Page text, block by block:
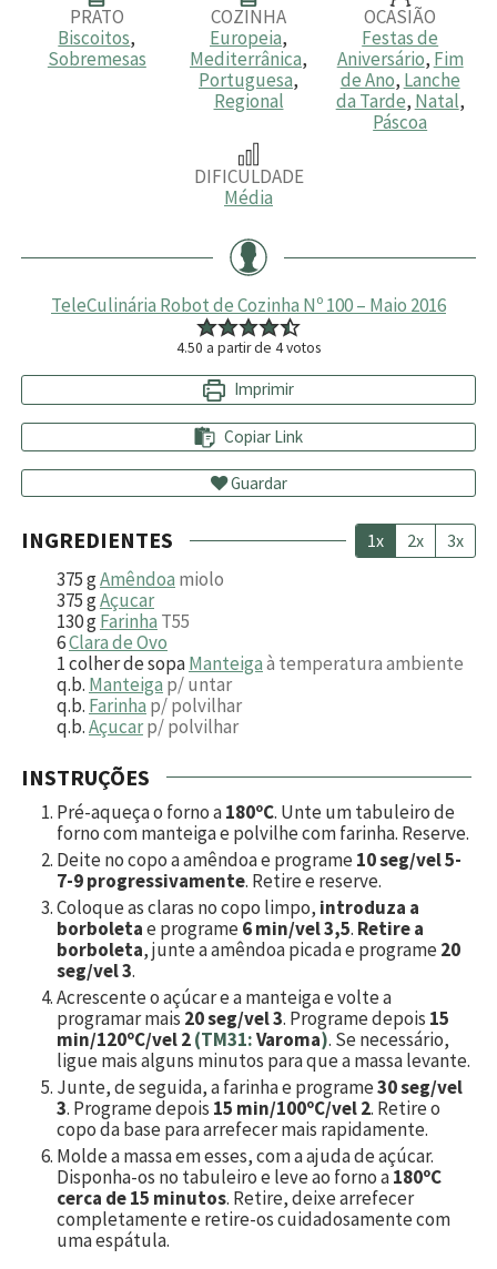
PRATO
Biscoitos,
Sobremesas
COZINHA
Europeia,
Mediterrânica,
Portuguesa,
Regional
OCASIÃO
Festas de
Aniversário, Fim
de Ano, Lanche
da Tarde, Natal,
Páscoa
DIFICULDADE
Média
TeleCulinária Robot de Cozinha Nº 100 – Maio 2016
4.50 a partir de 4votos
Imprimir
Copiar Link
Guardar
INGREDIENTES 1x 2x 3x
375gAmêndoa miolo
375gAçucar
130gFarinha T55
6Clara de Ovo
1colher de sopaManteigaà temperatura ambiente
q.b. Manteiga p/ untar
q.b. Farinha p/ polvilhar
q.b.Açucarp/ polvilhar
INSTRUÇÕES
Pré-aqueça o forno a180ºC. Unte um tabuleiro de
forno com manteiga e polvilhe com farinha. Reserve.
Deite no copo a amêndoa e programe10 seg/vel 5-
7-9 progressivamente. Retire e reserve.
Coloque as claras no copo limpo, introduza a
borboletae programe6 min/vel 3,5. Retire a
borboleta, junte a amêndoa picada e programe20
seg/vel 3.
Acrescente o açúcar e a manteiga e volte a
programar mais 20 seg/vel 3. Programe depois 15
min/120ºC/vel 2(TM31:Varoma). Se necessário,
ligue mais alguns minutos para que a massa levante.
Junte, de seguida, a farinha e programe30 seg/vel
3. Programe depois 15 min/100ºC/vel 2. Retire o
copo da base para arrefecer mais rapidamente.
Molde a massa em esses, com a ajuda de açúcar.
Disponha-os no tabuleiro e leve ao forno a180ºC
cerca de 15 minutos. Retire, deixe arrefecer
completamente e retire-os cuidadosamente com
uma espátula.